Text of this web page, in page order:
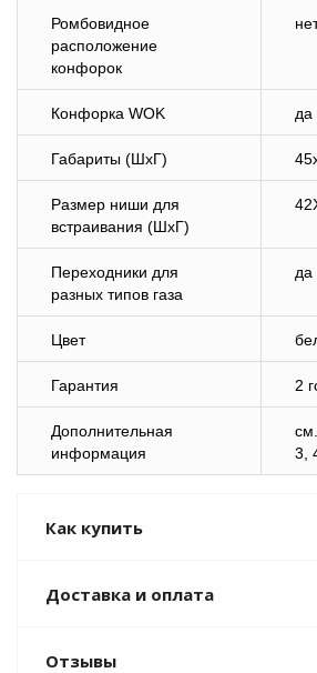
Ромбовидное
расположение
конфорок
Конфорка WOK да
Габариты (ШхГ)
Размер ниши для
встраивания (ШхГ)
Переходники для
разных типов газа
да
Цвет
Гарантия 2
Дополнительная
информация
3,
Как купить
Доставка и оплата
Отзывы